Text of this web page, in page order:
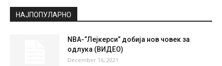
НАЈПОПУЛАРНО
NBA-“Лејкерси” добија нов човек за
одлука (ВИДЕО)
December 16, 2021